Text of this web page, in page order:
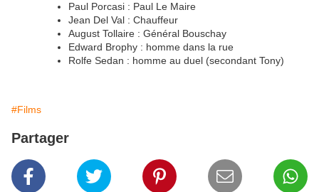
Paul Porcasi : Paul Le Maire
Jean Del Val : Chauffeur
August Tollaire : Général Bouschay
Edward Brophy : homme dans la rue
Rolfe Sedan : homme au duel (secondant Tony)
#Films
Partager